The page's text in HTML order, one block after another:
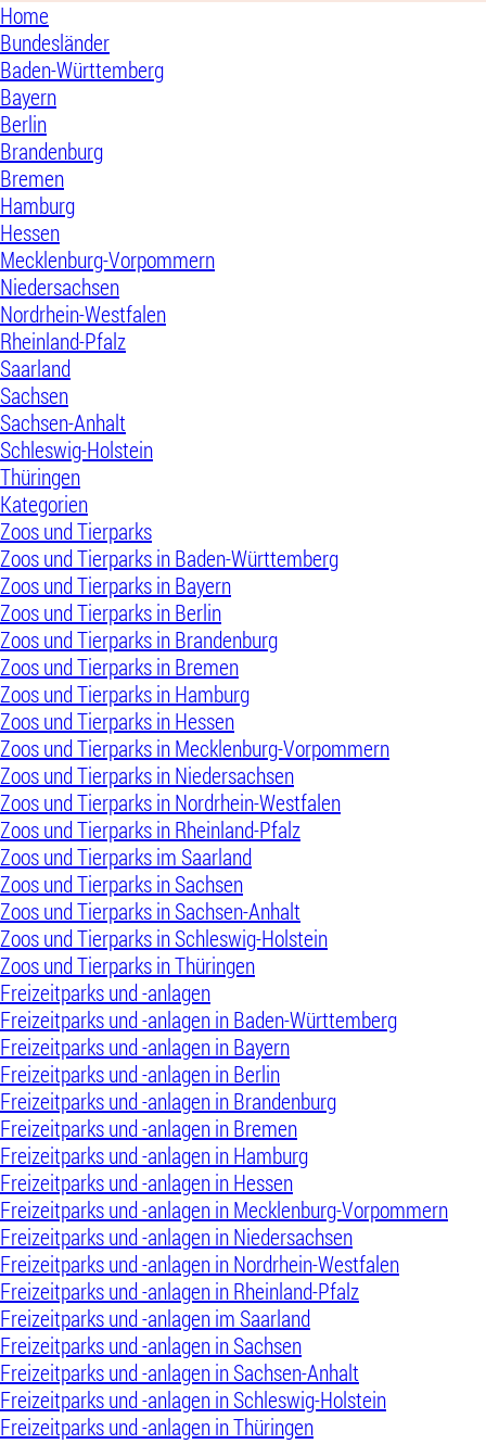
Home
Bundesländer
Baden-Württemberg
Bayern
Berlin
Brandenburg
Bremen
Hamburg
Hessen
Mecklenburg-Vorpommern
Niedersachsen
Nordrhein-Westfalen
Rheinland-Pfalz
Saarland
Sachsen
Sachsen-Anhalt
Schleswig-Holstein
Thüringen
Kategorien
Zoos und Tierparks
Zoos und Tierparks in Baden-Württemberg
Zoos und Tierparks in Bayern
Zoos und Tierparks in Berlin
Zoos und Tierparks in Brandenburg
Zoos und Tierparks in Bremen
Zoos und Tierparks in Hamburg
Zoos und Tierparks in Hessen
Zoos und Tierparks in Mecklenburg-Vorpommern
Zoos und Tierparks in Niedersachsen
Zoos und Tierparks in Nordrhein-Westfalen
Zoos und Tierparks in Rheinland-Pfalz
Zoos und Tierparks im Saarland
Zoos und Tierparks in Sachsen
Zoos und Tierparks in Sachsen-Anhalt
Zoos und Tierparks in Schleswig-Holstein
Zoos und Tierparks in Thüringen
Freizeitparks und -anlagen
Freizeitparks und -anlagen in Baden-Württemberg
Freizeitparks und -anlagen in Bayern
Freizeitparks und -anlagen in Berlin
Freizeitparks und -anlagen in Brandenburg
Freizeitparks und -anlagen in Bremen
Freizeitparks und -anlagen in Hamburg
Freizeitparks und -anlagen in Hessen
Freizeitparks und -anlagen in Mecklenburg-Vorpommern
Freizeitparks und -anlagen in Niedersachsen
Freizeitparks und -anlagen in Nordrhein-Westfalen
Freizeitparks und -anlagen in Rheinland-Pfalz
Freizeitparks und -anlagen im Saarland
Freizeitparks und -anlagen in Sachsen
Freizeitparks und -anlagen in Sachsen-Anhalt
Freizeitparks und -anlagen in Schleswig-Holstein
Freizeitparks und -anlagen in Thüringen